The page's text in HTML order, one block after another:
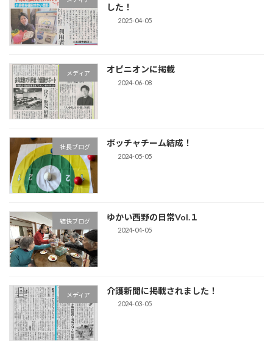
した！
2025-04-05
メディア オピニオンに掲載
2024-06-08
社長ブログ ボッチャチーム結成！
2024-05-05
結快ブログ ゆかい西野の日常Vol.１
2024-04-05
メディア 介護新聞に掲載されました！
2024-03-05